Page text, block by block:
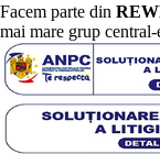
Facem parte din
mai mare grup